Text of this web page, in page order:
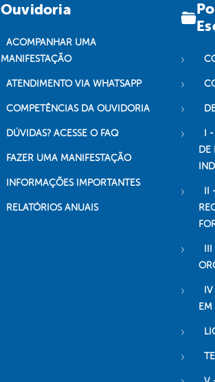
Ouvidoria
ACOMPANHAR UMA
MANIFESTAÇÃO
ATENDIMENTO VIA WHATSAPP
COMPETÊNCIAS DA OUVIDORIA
DÚVIDAS? ACESSE O FAQ
FAZER UMA MANIFESTAÇÃO
INFORMAÇÕES IMPORTANTES
RELATÓRIOS ANUAIS
I -
DE
II
III
IV
EM